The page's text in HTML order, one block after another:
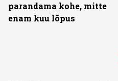
parandama kohe, mitte
enam kuu lõpus